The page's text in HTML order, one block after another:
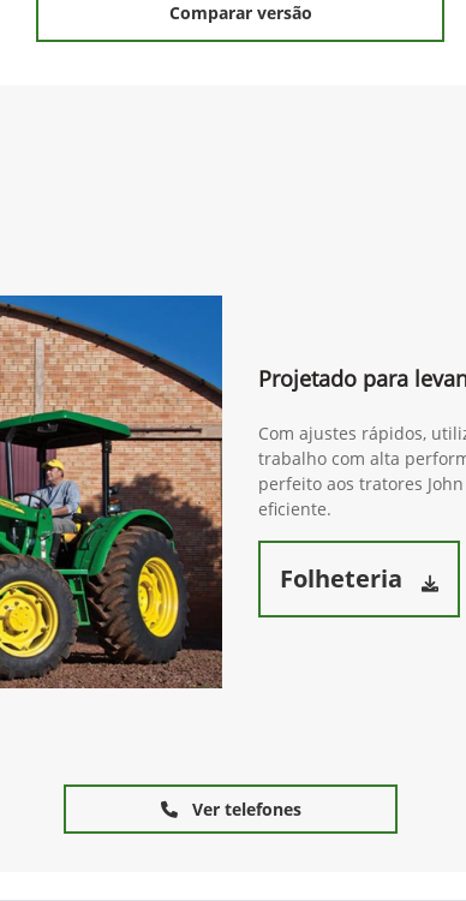
Comparar versão
Projetado para
Com ajustes rápidos,
trabalho com alta
perfeito aos tratores
eficiente.
Folheteria
Ver telefones